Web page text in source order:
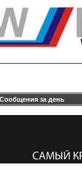
Сообщения за день